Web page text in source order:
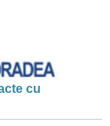
cu